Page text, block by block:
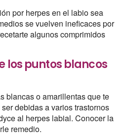
por herpes en el labio sea
se vuelven ineficaces por
algunos comprimidos
los puntos blancos
blancas o amarillentas que te
debidas a varios trastornos
al herpes labial. Conocer la
remedio.